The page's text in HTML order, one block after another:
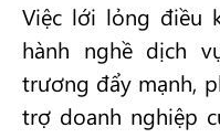
Việc lới lỏng điều
hành nghề dịch
trương đẩy mạnh,
trợ doanh nghiệp